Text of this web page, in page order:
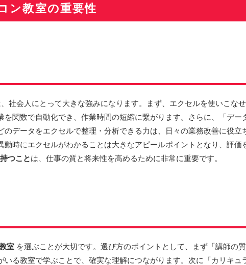
ン教室の重要性
社会人にとって大きな強みになります。まず、エクセルを使いこな
を関数で自動化でき、作業時間の短縮に繋がります。さらに、「デー
データをエクセルで整理・分析できる力は、日々の業務改善に役立
動時にエクセルがわかることは大きなアピールポイントとなり、評価
つことは、仕事の質と将来性を高めるために非常に重要です。
室 を選ぶことが大切です。選び方のポイントとして、まず「講師の
る教室で学ぶことで、確実な理解につながります。次に「カリキュ